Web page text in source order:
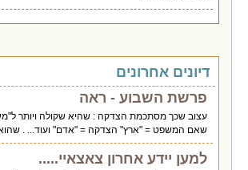
דיונים אחרונים
פרשת השבוע - ראה
עצוב שכך מסתכמת הצדקה : שהיא שקולה ויותר
שאם המשפט = "ארץ" הצדקה = "אדם" ועוד... .
למען יידע אחרון צאצאיי.....